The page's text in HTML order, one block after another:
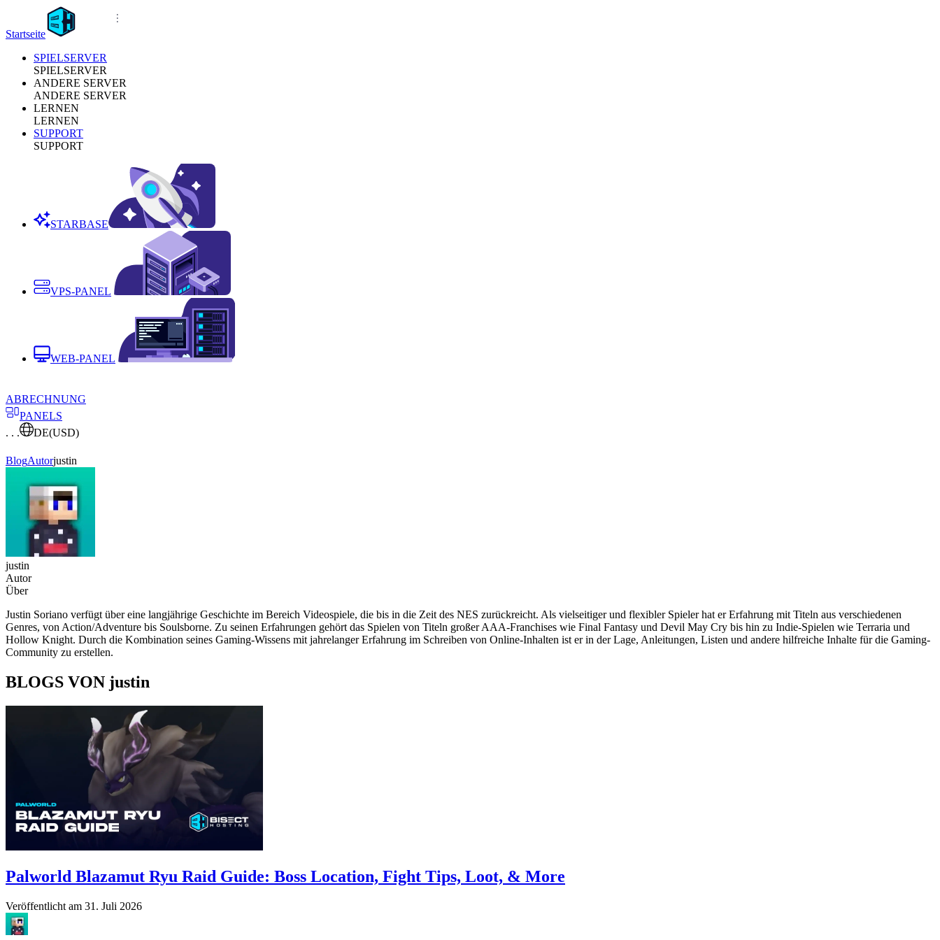
Startseite
SPIELSERVER
SPIELSERVER
ANDERE SERVER
ANDERE SERVER
LERNEN
LERNEN
SUPPORT
SUPPORT
STARBASE
VPS-PANEL
WEB-PANEL
ABRECHNUNG
PANELS
. . .
DE(USD)
BlogAutorjustin
justin
Autor
Über
Justin Soriano verfügt über eine langjährige Geschichte im Bereich Videospiele, die bis in die Zeit des NES zurückreicht. Als vielseitiger und flexibler Spieler hat er Erfahrung mit Titeln aus verschiedenen
Genres, von Action/Adventure bis Soulsborne. Zu seinen Erfahrungen gehört das Spielen von Titeln großer AAA-Franchises wie Final Fantasy und Devil May Cry bis hin zu Indie-Spielen wie Terraria und
Hollow Knight. Durch die Kombination seines Gaming-Wissens mit jahrelanger Erfahrung im Schreiben von Online-Inhalten ist er in der Lage, Anleitungen, Listen und andere hilfreiche Inhalte für die Gaming-
Community zu erstellen.
BLOGS VON justin
Palworld Blazamut Ryu Raid Guide: Boss Location, Fight Tips, Loot, & More
Veröffentlicht am 31. Juli 2026